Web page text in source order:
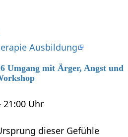
Ausbildung
Umgang mit Ärger, Angst und
21:00 Uhr
dieser Gefühle